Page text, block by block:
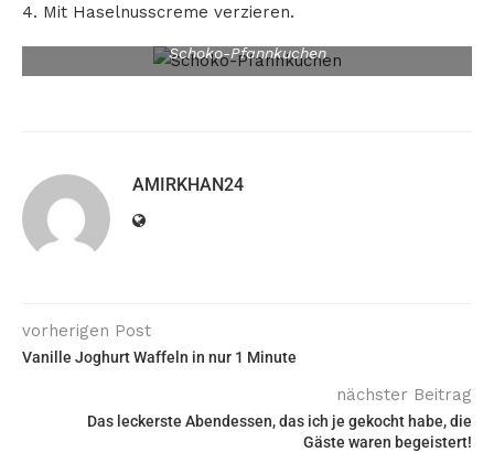
4. Mit Haselnusscreme verzieren.
Schoko-Pfannkuchen
AMIRKHAN24
vorherigen Post
Vanille Joghurt Waffeln in nur 1 Minute
nächster Beitrag
Das leckerste Abendessen, das ich je gekocht habe, die
Gäste waren begeistert!